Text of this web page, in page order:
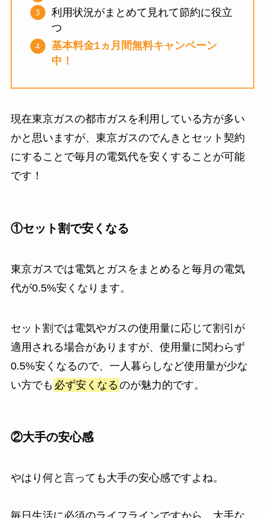
利用状況がまとめて見れて節約に役立
つ
基本料金1ヵ月間無料キャンペーン
中！
現在東京ガスの都市ガスを利用している方が多い
かと思いますが、東京ガスのでんきとセット契約
にすることで毎月の電気代を安くすることが可能
です！
①セット割で安くなる
東京ガスでは電気とガスをまとめると毎月の電気
代が0.5%安くなります。
セット割では電気やガスの使用量に応じて割引が
適用される場合がありますが、使用量に関わらず
0.5%安くなるので、一人暮らしなど使用量が少な
い方でも 必ず安くなる のが魅力的です。
②大手の安心感
やはり何と言っても大手の安心感ですよね。